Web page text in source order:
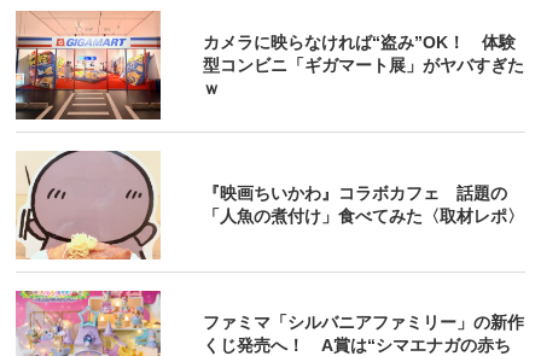
カメラに映らなければ“盗み”OK！ 体験
型コンビニ「ギガマート展」がヤバすぎた
ｗ
『映画ちいかわ』コラボカフェ 話題の
「人魚の煮付け」食べてみた〈取材レポ〉
ファミマ「シルバニアファミリー」の新作
くじ発売へ！ A賞は“シマエナガの赤ち